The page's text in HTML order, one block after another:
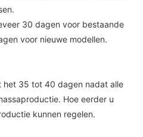
30 dagen voor bestaande
voor nieuwe modellen.
het 35 tot 40 dagen nadat alle
Hoe eerder u
kunnen regelen.